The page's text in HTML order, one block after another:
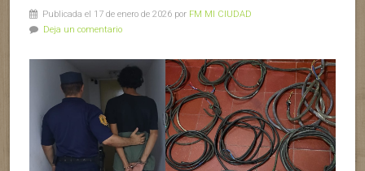
Publicada el 17 de enero de 2026 por FM MI CIUDAD
Deja un comentario